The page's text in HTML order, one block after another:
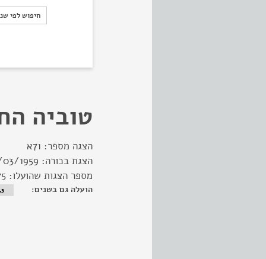
חיפוש לפי
חיפוש לפי
טוביה
הצגה מספר: 71א
הצגת בכורה: 1959
מספר הצגות שהועלו: 275
הועלה גם בשנים: